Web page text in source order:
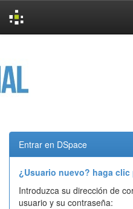
Entrar en DSpace
¿Usuario nuevo? haga clic
Introduzca su dirección de
usuario y su contraseña: